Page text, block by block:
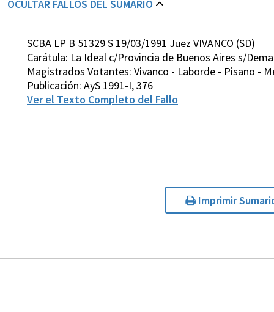
OCULTAR FALLOS DEL SUMARIO
SCBA LP B 51329 S 19/03/1991 Juez VIVANCO (SD)
Carátula: La Ideal c/Provincia de Buenos Aires s/
Magistrados Votantes: Vivanco - Laborde - Pisano -
Publicación: AyS 1991-I, 376
Ver el Texto Completo del Fallo
Imprimir